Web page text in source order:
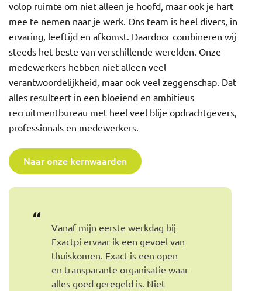
volop ruimte om niet alleen je hoofd, maar ook je hart
mee te nemen naar je werk. Ons team is heel divers, in
ervaring, leeftijd en afkomst. Daardoor combineren wij
steeds het beste van verschillende werelden. Onze
medewerkers hebben niet alleen veel
verantwoordelijkheid, maar ook veel zeggenschap. Dat
alles resulteert in een bloeiend en ambitieus
recruitmentbureau met heel veel blije opdrachtgevers,
professionals en medewerkers.
Naar onze kernwaarden
Vanaf mijn eerste werkdag bij
Exactpi ervaar ik een gevoel van
thuiskomen. Exact is een open
en transparante organisatie waar
alles goed geregeld is. Niet